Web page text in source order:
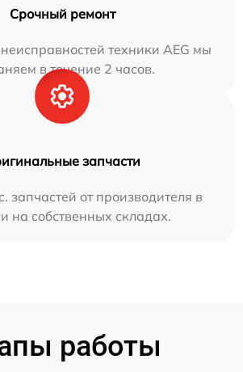
Срочный ремонт
техники AEG мы
в течение 2 часов.
запчасти
запчастей от производителя в
на собственных складах.
работы